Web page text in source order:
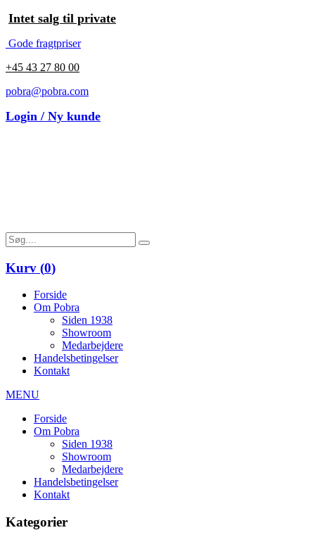
Intet salg til private
Gode fragtpriser
+45 43 27 80 00
pobra@pobra.com
Login / Ny kunde
Kurv (0)
Forside
Om Pobra
Siden 1938
Showroom
Medarbejdere
Handelsbetingelser
Kontakt
MENU
Forside
Om Pobra
Siden 1938
Showroom
Medarbejdere
Handelsbetingelser
Kontakt
Kategorier